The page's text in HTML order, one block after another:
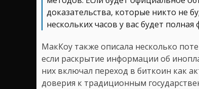
доказательства, которые никто не
нескольких часов у вас будет
МакКоу также описала несколько
если раскрытие информации об
них включал переход в биткоин как
доверия к традиционным